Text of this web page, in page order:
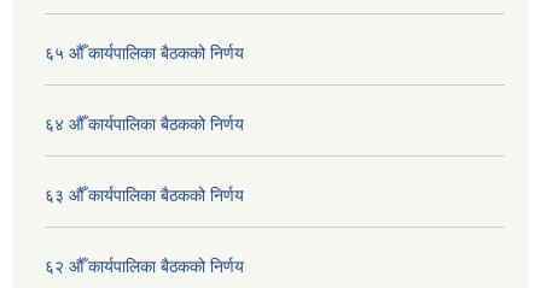
६५ औँ कार्यपालिका बैठकको निर्णय
६४ औँ कार्यपालिका बैठकको निर्णय
६३ औँ कार्यपालिका बैठकको निर्णय
६२ औँ कार्यपालिका बैठकको निर्णय